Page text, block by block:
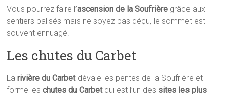
Vous pourrez faire l’ascension de la Soufrière grâce aux
sentiers balisés mais ne soyez pas déçu, le sommet est
souvent ennuagé.
Les chutes du Carbet
Larivière du Carbetdévale les pentes de la Soufrière et
forme leschutes du Carbet qui est l’un des sites les plus